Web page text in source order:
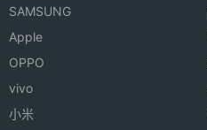
SAMSUNG
Apple
OPPO
vivo
小米